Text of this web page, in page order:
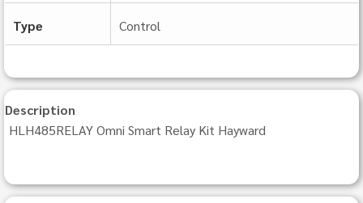
Type Control
Description
HLH485RELAY Omni Smart Relay Kit Hayward